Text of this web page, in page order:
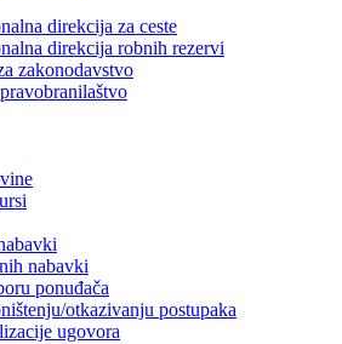
direkcija za ceste
direkcija robnih rezervi
zakonodavstvo
nabavki
ponuđača
otkazivanju postupaka
ugovora